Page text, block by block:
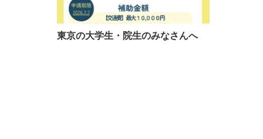
東京の大学生・院生のみなさんへ